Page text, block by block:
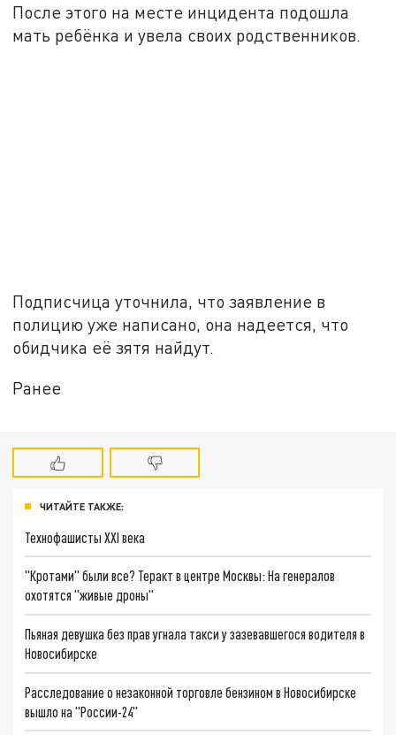
После этого на месте инцидента подошла
мать ребёнка и увела своих родственников.
Подписчица уточнила, что заявление в
полицию уже написано, она надеется, что
обидчика её зятя найдут.
Ранее
ЧИТАЙТЕ ТАКЖЕ:
Технофашисты XXI века
"Кротами" были все? Теракт в центре Москвы: На генералов
охотятся "живые дроны"
Пьяная девушка без прав угнала такси у зазевавшегося водителя в
Новосибирске
Расследование о незаконной торговле бензином в Новосибирске
вышло на "России-24"